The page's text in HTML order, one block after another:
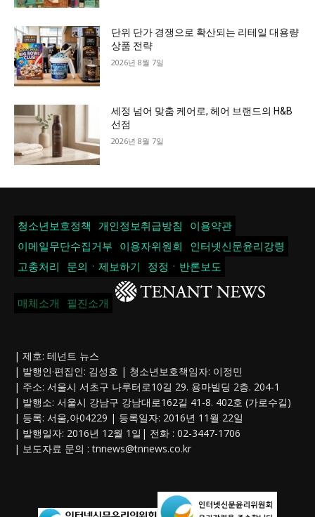
단위 단가 경쟁으로 확산되는 리테일 대용량
상품 전략
2026년 8월 7일
세정 넘어 맞춤 케어로, 헤어 브랜드의 H&B
선점
2026년 8월 7일
청소년보호정책 개인정보취급방침
이용약관
이메일무단수집거부
이용자위원회
인터넷신문윤리강령
고충처리
문의ㆍ제보하기 정정ㆍ반론보도
매체소개 필진소개
| 제호: 테넌트 뉴스
| 발행인·편집인: 김성호 | 청소년보호책임자: 이정민
| 주소: 서울시 서초구 나루터로10길 29. 용마빌딩 2층. 204-1
| 발행소: 서울시 강남구 강남대로162길 41-8. 402호 (가로수길)
| 등록: 서울,아04229 | 등록일자: 2016년 11월 22일
| 발행일자: 2016년 12월 1일| 전화 : 02-3447-1706
| 보도자료 문의 :tnnews@tnnews.co.kr